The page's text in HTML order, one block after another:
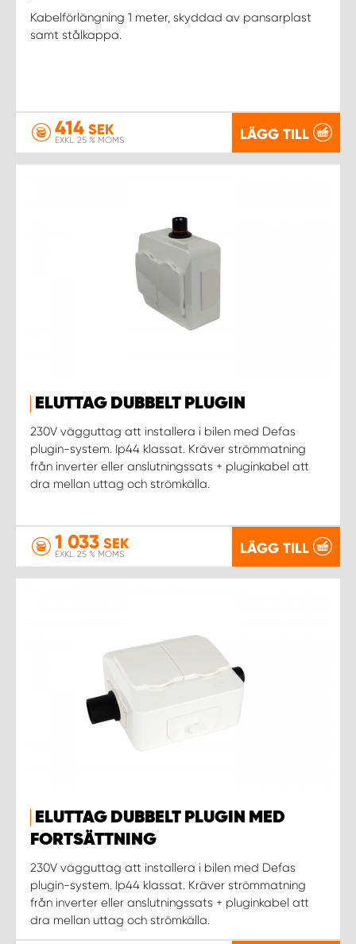
Kabelförlängning 1 meter, skyddad av pansarplast
samt stålkappa.
414 SEK
EXKL. 25 % MOMS LÄGG TILL
ELUTTAG DUBBELT PLUGIN
230V vägguttag att installera i bilen med Defas
plugin-system. Ip44 klassat. Kräver strömmatning
från inverter eller anslutningssats + pluginkabel att
dra mellan uttag och strömkälla.
1 033 SEK
EXKL. 25 % MOMS LÄGG TILL
ELUTTAG DUBBELT PLUGIN MED
FORTSÄTTNING
230V vägguttag att installera i bilen med Defas
plugin-system. Ip44 klassat. Kräver strömmatning
från inverter eller anslutningssats + pluginkabel att
dra mellan uttag och strömkälla.
WORK SYSTEM VÄSTERÅS
WORK SYSTEM ÖREBRO